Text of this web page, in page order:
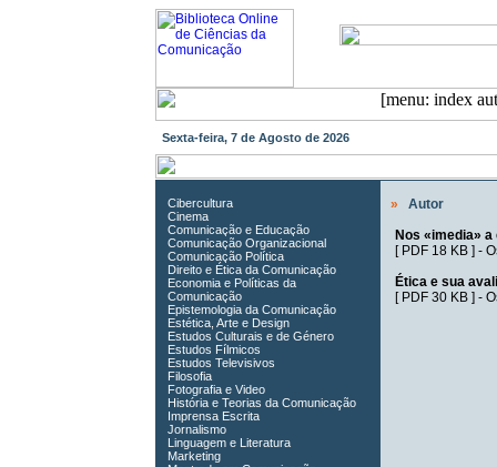
Sexta-feira, 7 de Agosto de 2026
Cibercultura
Cinema
Comunicação e Educação
Comunicação Organizacional
Comunicação Política
Direito e Ética da Comunicação
Economia e Políticas da
Comunicação
Epistemologia da Comunicação
Estética, Arte e Design
Estudos Culturais e de Género
Estudos Fílmicos
Estudos Televisivos
Filosofia
Fotografia e Video
História e Teorias da Comunicação
Imprensa Escrita
Jornalismo
Linguagem e Literatura
Marketing
»
Autor
Nos «imedia»
[ PDF 18 KB] -
Ética e sua
[ PDF 30 KB] -